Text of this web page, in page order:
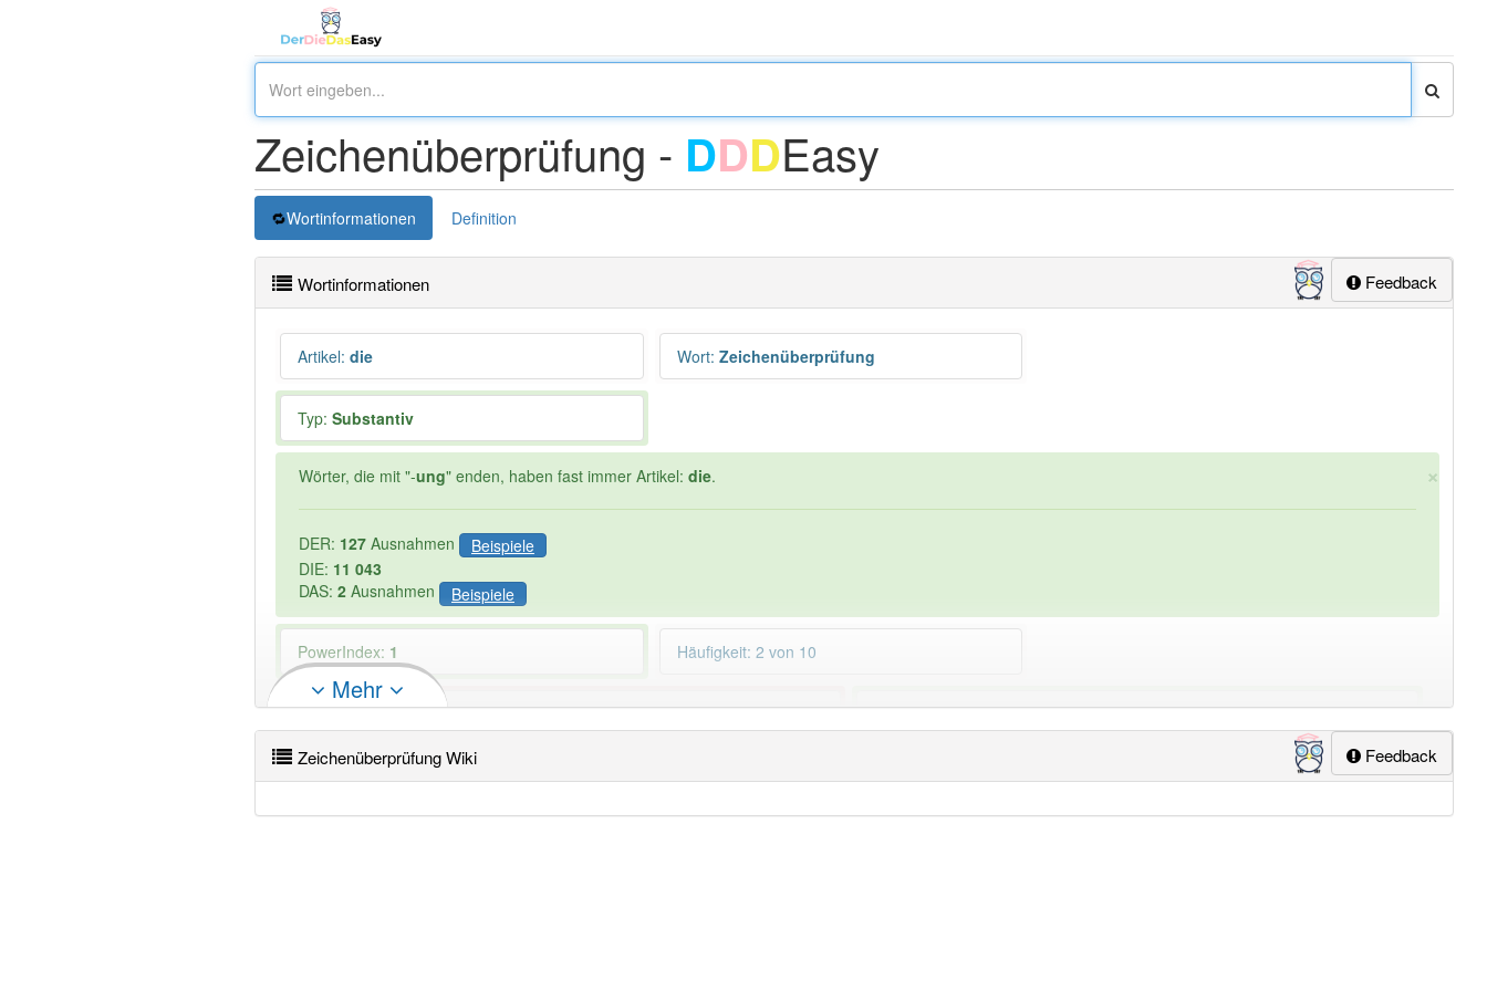
Zeichenüberprüfung - DDDEasy
Wortinformationen Definition
Feedback
Wortinformationen
Artikel: die Wort: Zeichenüberprüfung
Typ: Substantiv
×
Wörter, die mit "-ung" enden, haben fast immer Artikel: die.
DER: 127 Ausnahmen
Beispiele
DIE: 11 043
DAS: 2 Ausnahmen Beispiele
PowerIndex: 1 Häufigkeit: 2 von 10
Wörter mit Endung-zeichenüberprüfungaber mit einem anderen Artikel:
-1
87% unserer Spielapp-Nutzer haben den Artikel korrekt erraten.
Mehr
Feedback
Zeichenüberprüfung Wiki